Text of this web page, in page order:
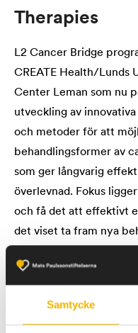
Samtycke
Therapies
L2 Cancer Bridge
CREATE Health/Lunds
Center Leman som nu
utveckling av
och metoder för att
behandlingsformer av
som ger långvarig
överlevnad. Fokus
och få det att effektivt
det viset ta fram nya
bröstcancer. Syftet är
behandlingsformer.